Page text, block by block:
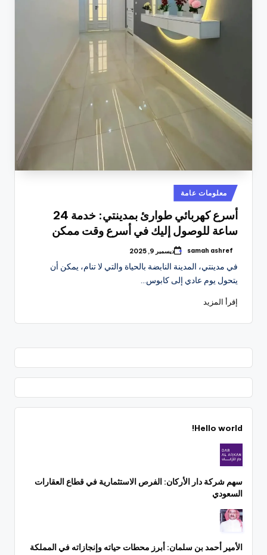
نُشر
في
معلومات عامة
أسرع كهربائي طوارئ بمدينتي: خدمة 24
ساعة للوصول إليك في أسرع وقت ممكن
تمّ
بواسطة
samah ashref ديسمبر 9, 2025
في مدينتي، المدينة النابضة بالحياة والتي لا تنام، يمكن أن
يتحول يوم عادي إلى كابوس…
إقرأ المزيد
Hello world!
سهم شركة دار الأركان: الفرص الاستثمارية في قطاع العقارات
السعودي
الأمير أحمد بن سلمان: أبرز محطات حياته وإنجازاته في المملكة